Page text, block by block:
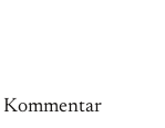
Kommentar